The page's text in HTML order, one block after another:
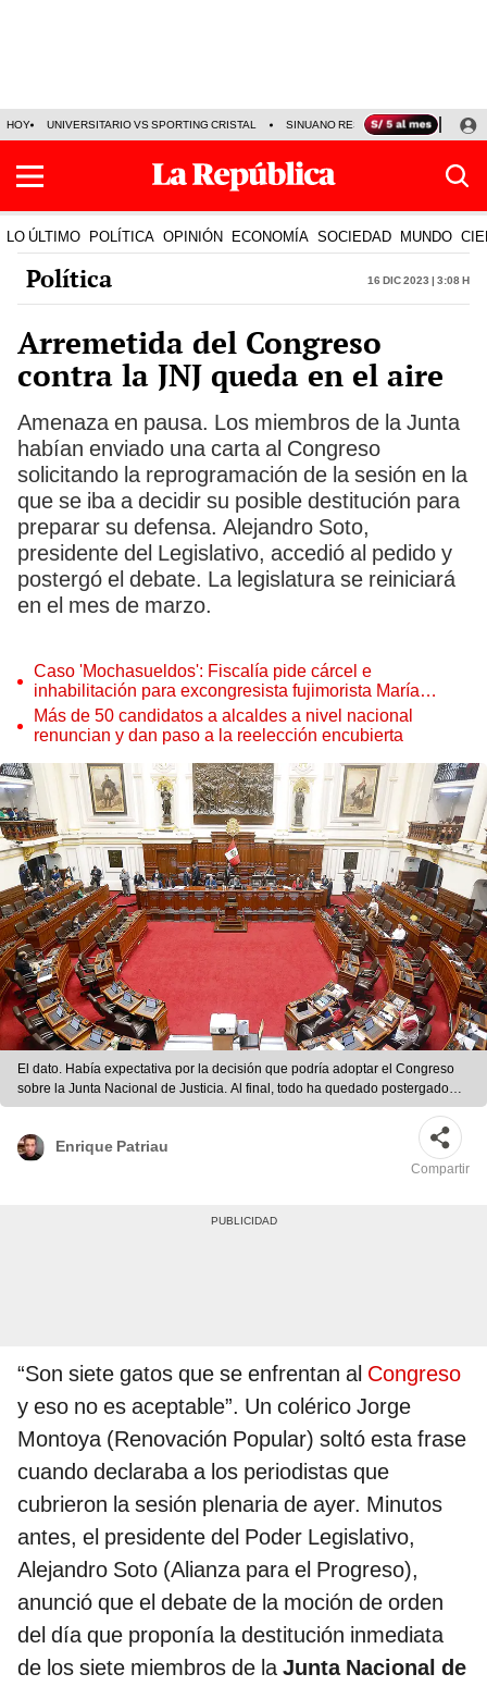
HOY UNIVERSITARIO VS SPORTING CRISTAL SINUANO RESULTADOS HOY
LO ÚLTIMO POLÍTICA OPINIÓN ECONOMÍA SOCIEDAD MUNDO
Política 16 Dic 2023 | 3:08 h
Arremetida del Congreso
contra la JNJ queda en el aire
Amenaza en pausa. Los miembros de la Junta
habían enviado una carta al Congreso
solicitando la reprogramación de la sesión en la
que se iba a decidir su posible destitución para
preparar su defensa. Alejandro Soto,
presidente del Legislativo, accedió al pedido y
postergó el debate. La legislatura se reiniciará
en el mes de marzo.
Caso 'Mochasueldos': Fiscalía pide cárcel e
inhabilitación para excongresista fujimorista María
Cordero Jon Tay
Más de 50 candidatos a alcaldes a nivel nacional
renuncian y dan paso a la reelección encubierta
El dato. Había expectativa por la decisión que podría adoptar el Congreso
sobre la Junta Nacional de Justicia. Al final, todo ha quedado postergado
hasta marzo del año que viene. Foto: difusión
Enrique Patriau
Compartir
“Son siete gatos que se enfrentan al Congreso
y eso no es aceptable”. Un colérico Jorge
Montoya (Renovación Popular) soltó esta frase
cuando declaraba a los periodistas que
cubrieron la sesión plenaria de ayer. Minutos
antes, el presidente del Poder Legislativo,
Alejandro Soto (Alianza para el Progreso),
anunció que el debate de la moción de orden
del día que proponía la destitución inmediata
de los siete miembros de laJunta Nacional de